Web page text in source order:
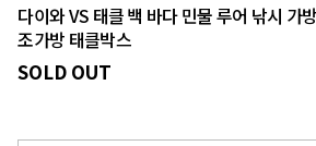
다이와 VS 태클 백 바다 민물 루어 낚시 가
조가방 태클박스
SOLD OUT